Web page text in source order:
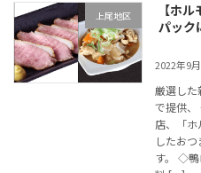
上尾地区
【ホ
パック
2022年9
厳選した
で提供、
店、「ホ
したお
す。 ◇